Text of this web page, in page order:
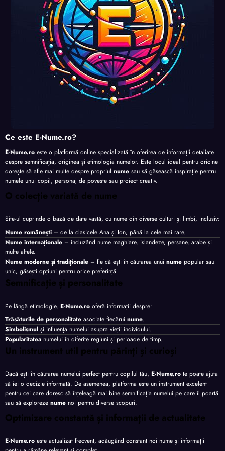
Ce este E-Nume.ro?
E-Nume.ro este o platformă online specializată în oferirea de informații detaliate
despre semnificația, originea și etimologia numelor. Este locul ideal pentru oricine
dorește să afle mai multe despre propriul nume sau să găsească inspirație pentru
numele unui copil, personaj de poveste sau proiect creativ.
O colecție variată de nume
Site-ul cuprinde o bază de date vastă, cu nume din diverse culturi și limbi, inclusiv:
Nume românești – de la clasicele Ana și Ion, până la cele mai rare.
Nume internaționale – incluzând nume maghiare, islandeze, persane, arabe și
multe altele.
Nume moderne și tradiționale – fie că ești în căutarea unui nume popular sau
unic, găsești opțiuni pentru orice preferință.
Semnificație și personalitate
Pe lângă etimologie, E-Nume.ro oferă informații despre:
Trăsăturile de personalitate asociate fiecărui nume.
Simbolismul și influența numelui asupra vieții individului.
Popularitatea numelui în diferite regiuni și perioade de timp.
Un instrument util pentru părinți și curioși
Dacă ești în căutarea numelui perfect pentru copilul tău, E-Nume.ro te poate ajuta
să iei o decizie informată. De asemenea, platforma este un instrument excelent
pentru cei care doresc să înțeleagă mai bine semnificația numelui pe care îl poartă
sau să exploreze nume noi pentru diverse scopuri.
Optimizare constantă și informații de actualitate
E-Nume.ro este actualizat frecvent, adăugând constant noi nume și informații